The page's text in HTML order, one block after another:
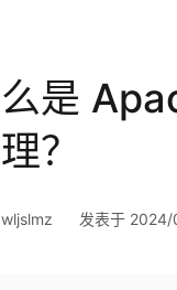
是
？
wljslmz 发表于